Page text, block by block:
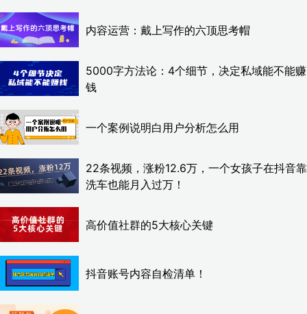
内容运营：戴上写作的六顶思考帽
5000字方法论：4个细节，决定私域能不能赚
钱
一个案例说明白用户分析怎么用
22条视频，涨粉12.6万，一个女孩子在抖音靠
洗车也能月入过万！
高价值社群的5大核心关键
抖音账号内容自检清单！